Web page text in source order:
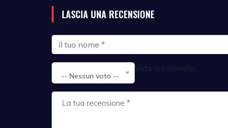
LASCIA UNA RECENSIONE
Voto (opzionale):
-- Nessun voto --